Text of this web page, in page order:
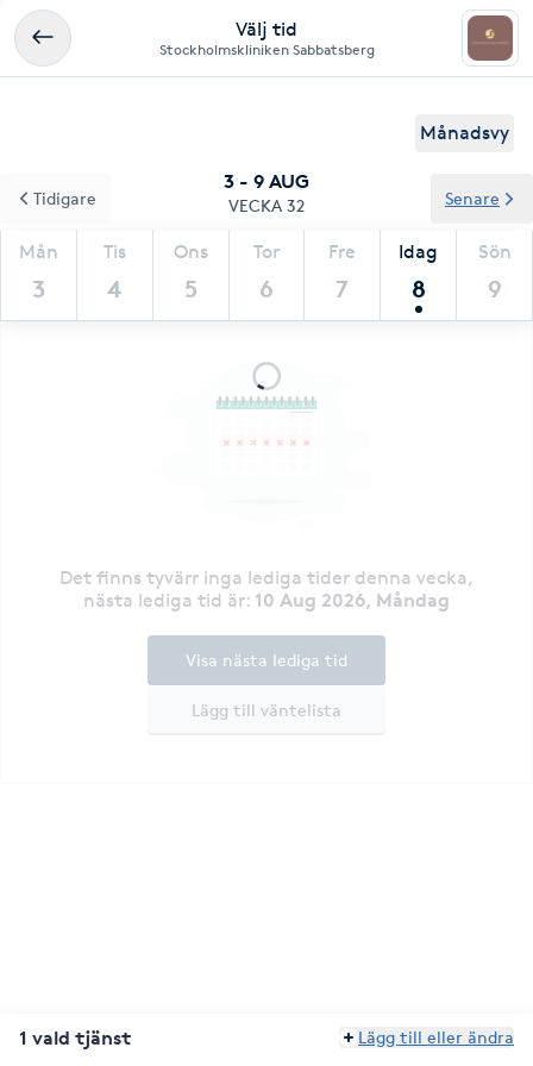
Välj tid
Stockholmskliniken Sabbatsberg
Månadsvy
3 - 9 AUG
VECKA 32
Mån
3
Tis
4
Ons
5
Tor
6
Fre
7
Idag
8
Sön
9
Tidigare Senare
Det finns tyvärr inga lediga tider denna vecka,
nästa lediga tid är: 10 Aug 2026, Måndag
Lägg till väntelista
Visa nästa lediga tid
1 vald tjänst Lägg till eller ändra